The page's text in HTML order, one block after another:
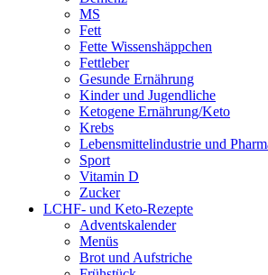
MS
Fett
Fette Wissenshäppchen
Fettleber
Gesunde Ernährung
Kinder und Jugendliche
Ketogene Ernährung/Keto
Krebs
Lebensmittelindustrie und
Sport
Vitamin D
Zucker
LCHF- und Keto-Rezepte
Adventskalender
Menüs
Brot und Aufstriche